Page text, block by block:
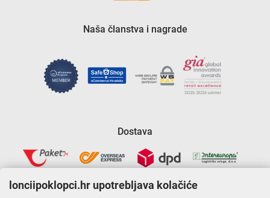
Naša članstva i nagrade
Dostava
lonciipoklopci.hr upotrebljava kolačiće